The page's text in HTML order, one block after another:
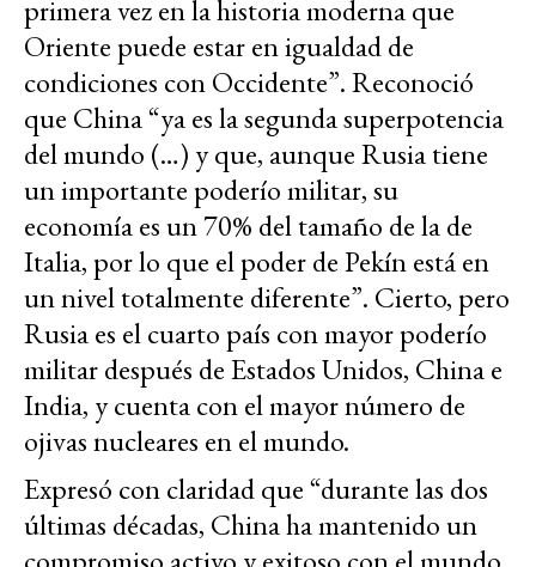
primera vez en la historia moderna que
Oriente puede estar en igualdad de
condiciones con Occidente”. Reconoció
que China “ya es la segunda superpotencia
del mundo (…) y que, aunque Rusia tiene
un importante poderío militar, su
economía es un 70% del tamaño de la de
Italia, por lo que el poder de Pekín está en
un nivel totalmente diferente”. Cierto, pero
Rusia es el cuarto país con mayor poderío
militar después de Estados Unidos, China e
India, y cuenta con el mayor número de
ojivas nucleares en el mundo.
Expresó con claridad que “durante las dos
últimas décadas, China ha mantenido un